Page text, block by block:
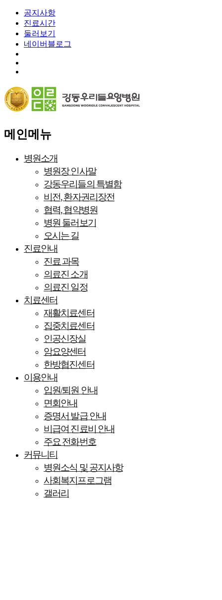
공지사항
진료시간
둘러보기
네이버블로그
메인메뉴
병원소개
병원장 인사말
강동우리들의 특별함
비전, 환자권리장전
협력, 협약병원
병원 둘러보기
오시는 길
진료안내
진료 과목
의료진 소개
의료진 일정
치료센터
재활치료센터
집중치료센터
인공신장실
암요양센터
한방협진센터
이용안내
입원/퇴원 안내
면회안내
증명서 발급 안내
비급여 진료비 안내
주요 전화번호
커뮤니티
병원소식 및 공지사항
사회복지프로그램
갤러리